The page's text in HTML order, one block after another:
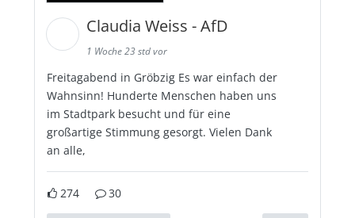
Claudia Weiss - AfD
1 Woche 23 std vor
Freitagabend in Gröbzig Es war einfach der
Wahnsinn! Hunderte Menschen haben uns
im Stadtpark besucht und für eine
großartige Stimmung gesorgt. Vielen Dank
an alle,
274 30